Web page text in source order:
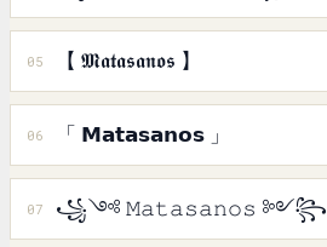
05 【 𝕸𝖆𝖙𝖆𝖘𝖆𝖓𝖔𝖘 】
06 「 𝗠𝗮𝘁𝗮𝘀𝗮𝗻𝗼𝘀 」
07 ꧁༺ 𝙼𝚊𝚝𝚊𝚜𝚊𝚗𝚘𝚜 ༻꧂